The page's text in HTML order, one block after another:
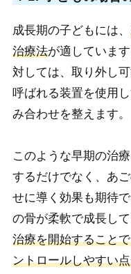
成長期の子どもには、
治療法が適していま
対しては、取り外し
呼ばれる装置を使用
み合わせを整えます。
このような早期の治
するだけでなく、あ
せに導く効果も期待
の骨が柔軟で成長して
治療を開始すること
ントロールしやすい